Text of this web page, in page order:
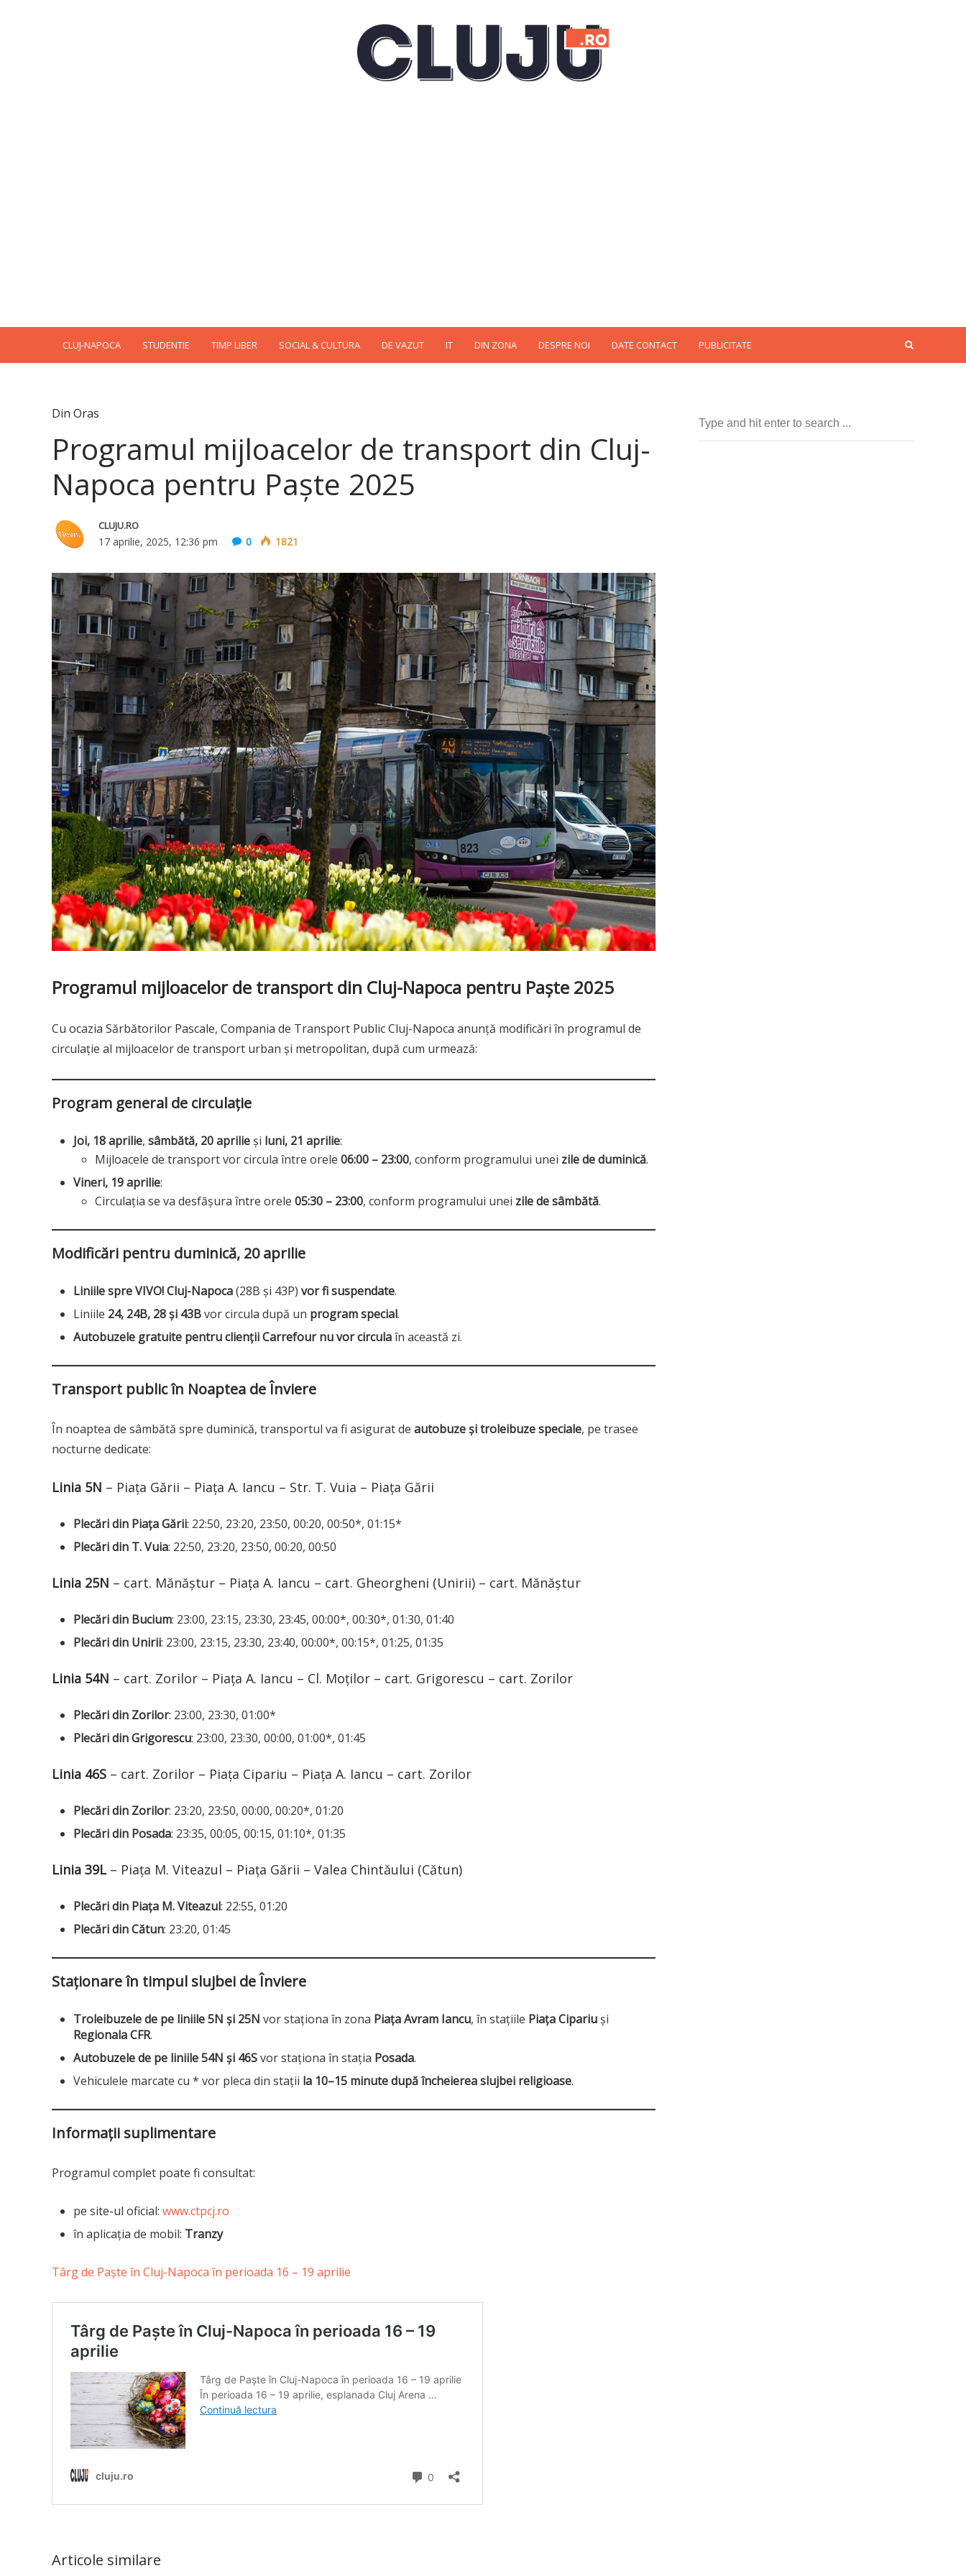
CLUJ-NAPOCA STUDENTIE TIMP LIBER SOCIAL & CULTURA DE VAZUT IT DIN ZONA DESPRE NOI DATE CONTACT PUBLICITATE
Din Oras
Programul mijloacelor de transport din Cluj-
Napoca pentru Paște 2025
CLUJU.RO
17 aprilie, 2025, 12:36 pm 0 1821
Programul mijloacelor de transport din Cluj-Napoca pentru Paște 2025
Cu ocazia Sărbătorilor Pascale, Compania de Transport Public Cluj-Napoca anunță modificări în programul de
circulație al mijloacelor de transport urban și metropolitan, după cum urmează:
Program general de circulație
Joi, 18 aprilie, sâmbătă, 20 aprilieși luni, 21 aprilie:
Mijloacele de transport vor circula între orele 06:00 – 23:00, conform programului unei zile de duminică.
Vineri, 19 aprilie:
Circulația se va desfășura între orele 05:30 – 23:00, conform programului unei zile de sâmbătă.
Modificări pentru duminică, 20 aprilie
Liniile spre VIVO! Cluj-Napoca(28B și 43P) vor fi suspendate.
Liniile 24, 24B, 28 și 43Bvor circula după un program special.
Autobuzele gratuite pentru clienții Carrefour nu vor circulaîn această zi.
Transport public în Noaptea de Înviere
În noaptea de sâmbătă spre duminică, transportul va fi asigurat de autobuze și troleibuze speciale, pe trasee
nocturne dedicate:
Linia 5N – Piața Gării – Piața A. Iancu – Str. T. Vuia – Piața Gării
Plecări din Piața Gării: 22:50, 23:20, 23:50, 00:20, 00:50*, 01:15*
Plecări din T. Vuia: 22:50, 23:20, 23:50, 00:20, 00:50
Linia 25N – cart. Mănăştur – Piața A. Iancu – cart. Gheorgheni (Unirii) – cart. Mănăştur
Plecări din Bucium: 23:00, 23:15, 23:30, 23:45, 00:00*, 00:30*, 01:30, 01:40
Plecări din Unirii: 23:00, 23:15, 23:30, 23:40, 00:00*, 00:15*, 01:25, 01:35
Linia 54N – cart. Zorilor – Piața A. Iancu – Cl. Moților – cart. Grigorescu – cart. Zorilor
Plecări din Zorilor: 23:00, 23:30, 01:00*
Plecări din Grigorescu: 23:00, 23:30, 00:00, 01:00*, 01:45
Linia 46S – cart. Zorilor – Piața Cipariu – Piața A. Iancu – cart. Zorilor
Plecări din Zorilor: 23:20, 23:50, 00:00, 00:20*, 01:20
Plecări din Posada: 23:35, 00:05, 00:15, 01:10*, 01:35
Linia 39L – Piața M. Viteazul – Piața Gării – Valea Chintăului (Cătun)
Plecări din Piața M. Viteazul: 22:55, 01:20
Plecări din Cătun: 23:20, 01:45
Staționare în timpul slujbei de Înviere
Troleibuzele de pe liniile 5N și 25N vor staționa în zona Piața Avram Iancu, în stațiile Piața Cipariuși
Regionala CFR.
Autobuzele de pe liniile 54N și 46Svor staționa în stația Posada.
Vehiculele marcate cu * vor pleca din stații la 10–15 minute după încheierea slujbei religioase.
Informații suplimentare
Programul complet poate fi consultat:
pe site-ul oficial: www.ctpcj.ro
în aplicația de mobil: Tranzy
Târg de Paște în Cluj-Napoca în perioada 16 – 19 aprilie
Articole similare